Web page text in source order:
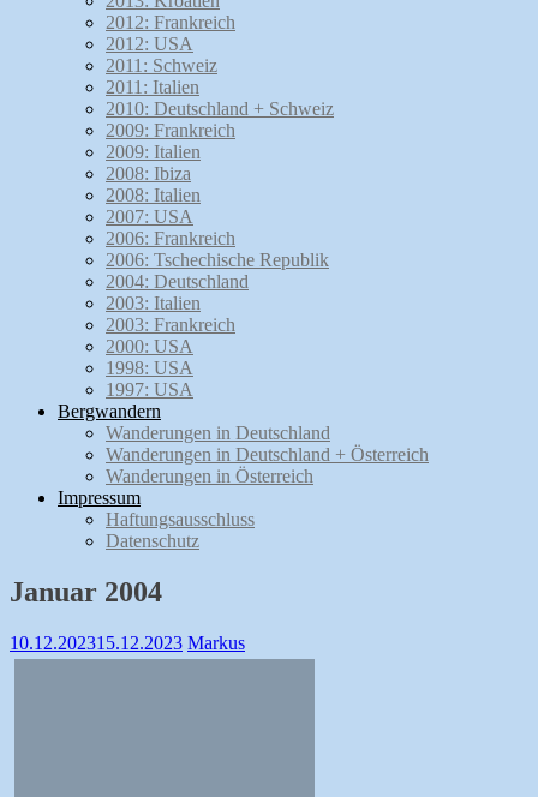
2012: Frankreich
2012: USA
2011: Schweiz
2011: Italien
2010: Deutschland + Schweiz
2009: Frankreich
2009: Italien
2008: Ibiza
2008: Italien
2007: USA
2006: Frankreich
2006: Tschechische Republik
2004: Deutschland
2003: Italien
2003: Frankreich
2000: USA
1998: USA
1997: USA
Bergwandern
Wanderungen in Deutschland
Wanderungen in Deutschland + Österreich
Wanderungen in Österreich
Impressum
Haftungsausschluss
Datenschutz
Januar 2004
10.12.202315.12.2023 Markus